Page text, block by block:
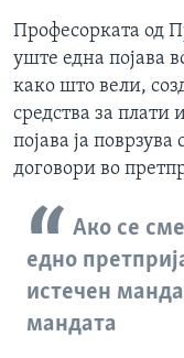
Професорката од
уште една појава
како што вели,
средства за
појава ја
договори во
Ако се
едно
истечен
мандата